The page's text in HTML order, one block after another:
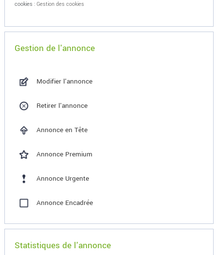
cookies : Gestion des cookies
Gestion de l'annonce
Modifier l'annonce
Retirer l'annonce
Annonce en Tête
Annonce Premium
Annonce Urgente
Annonce Encadrée
Statistiques de l'annonce